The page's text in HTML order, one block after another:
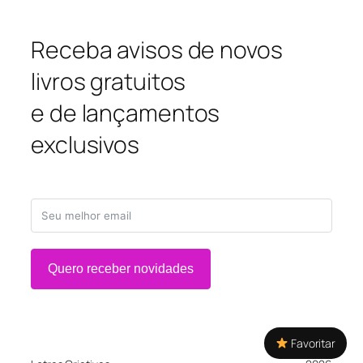
Receba avisos de novos
livros gratuitos
e de lançamentos
exclusivos
Quero receber novidades
Favoritar